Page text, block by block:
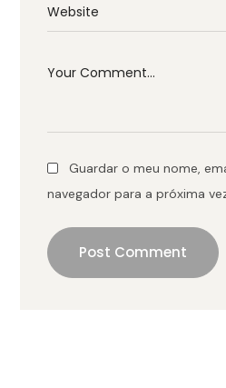
Guardar o meu nome,
navegador para a próxima
Post Comment